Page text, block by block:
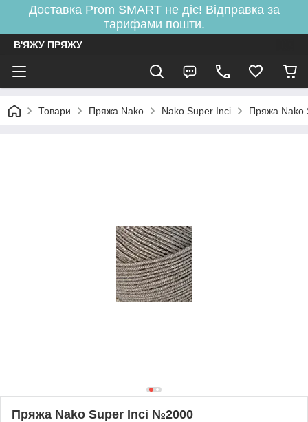
Доставка Prom SMART не діє! Відправка за
тарифами пошти.
В'ЯЖУ ПРЯЖУ
Товари Пряжа Nako Nako Super Inci Пряжа Nako
Пряжа Nako Super Inci №2000